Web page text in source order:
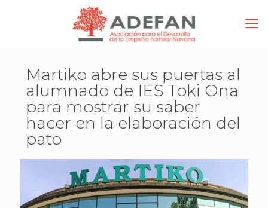
Martiko abre sus puertas al
alumnado de IES Toki Ona
para mostrar su saber
hacer en la elaboración del
pato